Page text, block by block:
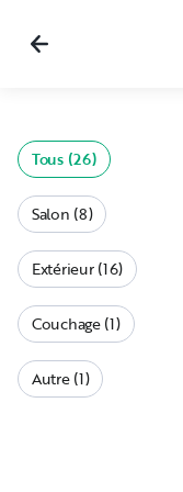
Tous (26)
Salon (8)
Extérieur (16)
Couchage (1)
Autre (1)